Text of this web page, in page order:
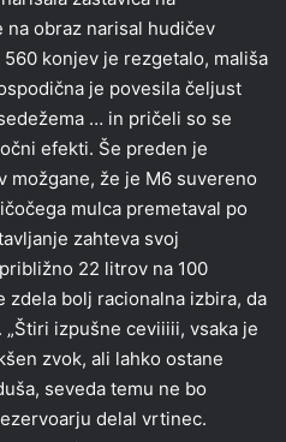
obraz narisal hudičev
560 konjev je rezgetalo, mališa
je povesila čeljust
… in pričeli so se
efekti. Še preden je
možgane, že je M6 suvereno
mulca premetaval po
zahteva svoj
22 litrov na 100
bolj racionalna izbira, da
izpušne ceviiiii, vsaka je
zvok, ali lahko ostane
seveda temu ne bo
delal vrtinec.